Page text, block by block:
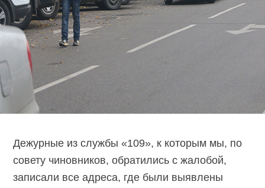
Дежурные из службы «109», к которым мы, по
совету чиновников, обратились с жалобой,
записали все адреса, где были выявлены